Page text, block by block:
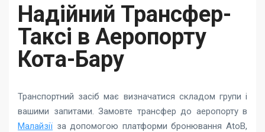
Надійний Трансфер-
Таксі в Аеропорту
Кота-Бару
Транспортний засіб має визначатися складом групи і
вашими запитами. Замовте трансфер до аеропорту в
Малайзії за допомогою платформи бронювання AtoB,